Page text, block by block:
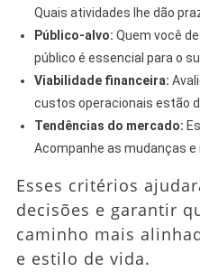
Quais atividades lhe dão
Público-alvo: Quem você
público é essencial para o
Viabilidade financeira:
custos operacionais estão
Tendências do mercado:
Acompanhe as mudanças e
Esses critérios
decisões e garantir
caminho mais
e estilo de vida.